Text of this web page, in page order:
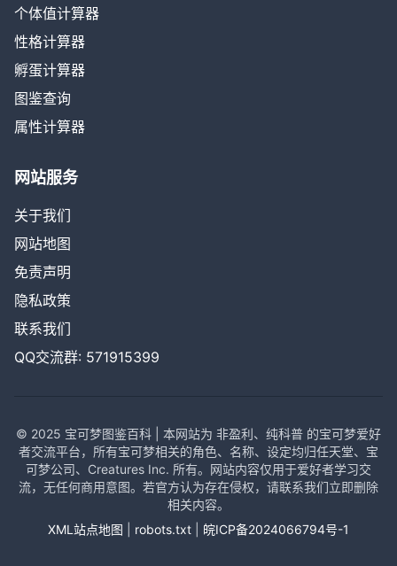
个体值计算器
性格计算器
孵蛋计算器
图鉴查询
属性计算器
网站服务
关于我们
网站地图
免责声明
隐私政策
联系我们
QQ交流群: 571915399
© 2025 宝可梦图鉴百科 | 本网站为 非盈利、纯科普 的宝可梦爱好
者交流平台，所有宝可梦相关的角色、名称、设定均归任天堂、宝
可梦公司、Creatures Inc. 所有。网站内容仅用于爱好者学习交
流，无任何商用意图。若官方认为存在侵权，请联系我们立即删除
相关内容。
XML站点地图
robots.txt 皖ICP备2024066794号-1